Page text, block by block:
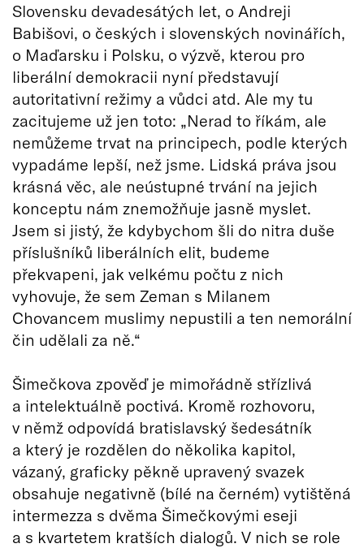
Slovensku devadesátých let, o Andreji
Babišovi, o českých i slovenských novinářích,
o Maďarsku i Polsku, o výzvě, kterou pro
liberální demokracii nyní představují
autoritativní režimy a vůdci atd. Ale my tu
zacitujeme už jen toto: „Nerad to říkám, ale
nemůžeme trvat na principech, podle kterých
vypadáme lepší, než jsme. Lidská práva jsou
krásná věc, ale neústupné trvání na jejich
konceptu nám znemožňuje jasně myslet.
Jsem si jistý, že kdybychom šli do nitra duše
příslušníků liberálních elit, budeme
překvapeni, jak velkému počtu z nich
vyhovuje, že sem Zeman s Milanem
Chovancem muslimy nepustili a ten nemorální
čin udělali za ně.“
Šimečkova zpověď je mimořádně střízlivá
a intelektuálně poctivá. Kromě rozhovoru,
v němž odpovídá bratislavský šedesátník
a který je rozdělen do několika kapitol,
vázaný, graficky pěkně upravený svazek
obsahuje negativně (bílé na černém) vytištěná
intermezza s dvěma Šimečkovými eseji
a s kvartetem kratších dialogů. V nich se role